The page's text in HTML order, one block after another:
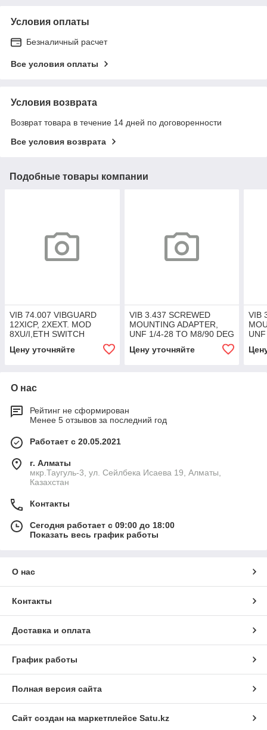
Условия оплаты
Безналичный расчет
Все условия оплаты
Условия возврата
Возврат товара в течение 14 дней по договоренности
Все условия возврата
Подобные товары компании
VIB 74.007 VIBGUARD
12XICP, 2XEXT. MOD
8XU/I,ETH SWITCH
Цену уточняйте
VIB 3.437 SCREWED
MOUNTING ADAPTER,
UNF 1/4-28 TO M8/90 DEG
Цену уточняйте
VIB
О нас
Рейтинг не сформирован
Менее 5 отзывов за последний год
Работает с 20.05.2021
г. Алматы
мкр.Таугуль-3, ул. Сейлбека Исаева 19, Алматы,
Казахстан
Контакты
Сегодня работает с 09:00 до 18:00
Показать весь график работы
О нас
Контакты
Доставка и оплата
График работы
Полная версия сайта
Сайт создан на маркетплейсе Satu.kz